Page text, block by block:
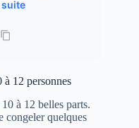
suite
12 personnes
à 12 belles parts.
congeler quelques